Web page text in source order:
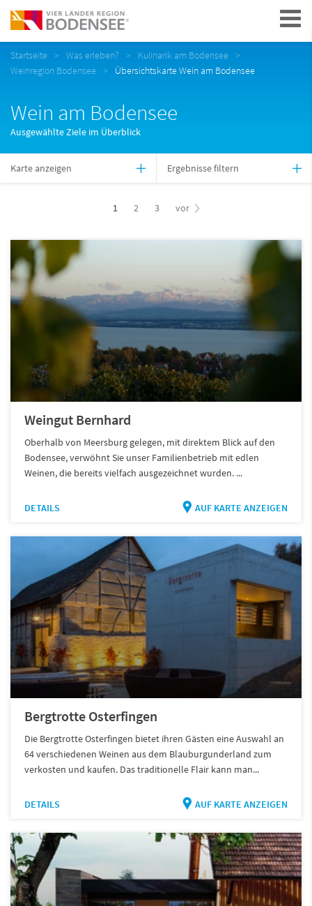
Navigation
Startseite Was erleben?
Kulinarik am Bodensee
Weinregion Bodensee
Übersichtskarte Wein am Bodensee
Wein am Bodensee
Ausgewählte Ziele im Überblick
Karte anzeigen Ergebnisse filtern
1 2 3 vor
Weingut Bernhard
Oberhalb von Meersburg gelegen, mit direktem Blick auf den
Bodensee, verwöhnt Sie unser Familienbetrieb mit edlen
Weinen, die bereits vielfach ausgezeichnet wurden. ...
DETAILS AUF KARTE ANZEIGEN
Bergtrotte Osterfingen
Die Bergtrotte Osterfingen bietet ihren Gästen eine Auswahl an
64 verschiedenen Weinen aus dem Blauburgunderland zum
verkosten und kaufen. Das traditionelle Flair kann man...
DETAILS AUF KARTE ANZEIGEN